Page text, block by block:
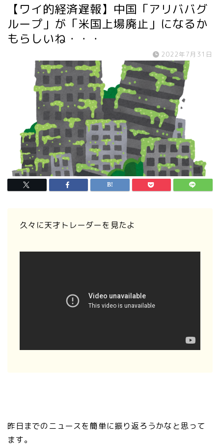
【ワイ的経済遅報】中国「アリババグ
ループ」が「米国上場廃止」になるか
もらしいね・・・
2022年7月31日
久々に天才トレーダーを見たよ
昨日までのニュースを簡単に振り返ろうかなと思って
ます。